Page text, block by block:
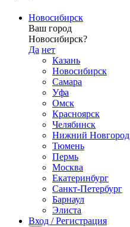
Новосибирск
Ваш город
Новосибирск?
Да нет
Казань
Новосибирск
Самара
Уфа
Омск
Красноярск
Челябинск
Нижний Новгород
Тюмень
Пермь
Москва
Екатеринбург
Санкт-Петербург
Барнаул
Элиста
Вход / Регистрация